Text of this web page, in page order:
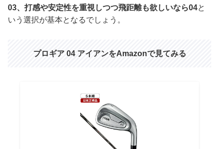
03、打感や安定性を重視しつつ飛距離も欲しいなら04と
いう選択が基本となるでしょう。
プロギア 04 アイアンをAmazonで見てみる